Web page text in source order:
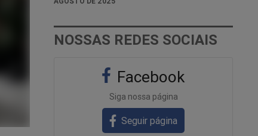
NOSSAS REDES SOCIAIS
Facebook
Siga nossa página
Seguir página